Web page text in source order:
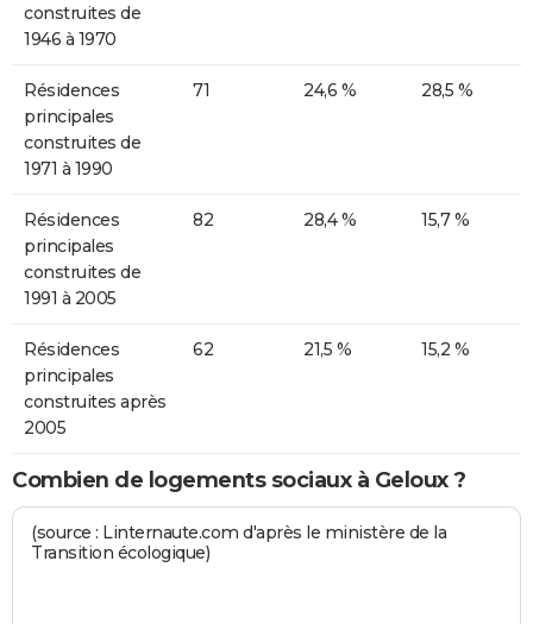
construites de
1946 à 1970
Résidences
principales
construites de
1971 à 1990
71 24,6 % 28,5 %
Résidences
principales
construites de
1991 à 2005
82 28,4 % 15,7 %
Résidences
principales
construites après
2005
62 21,5 % 15,2 %
Combien de logements sociaux à Geloux ?
(source : Linternaute.com d'après le ministère de la
Transition écologique)